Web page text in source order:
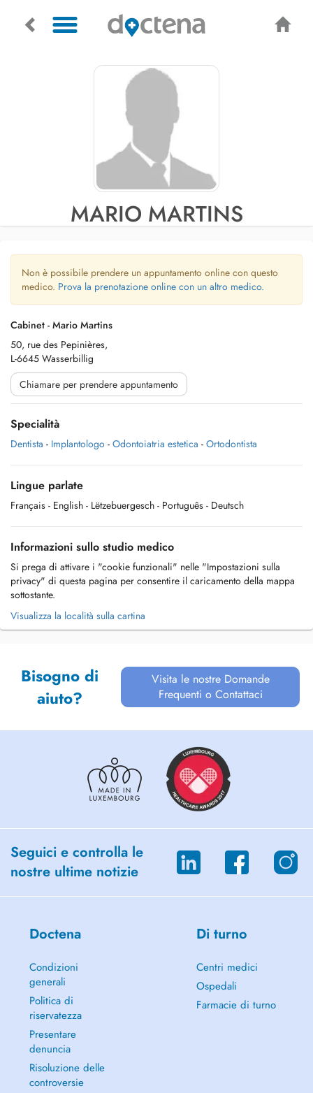
MARIO MARTINS
Non è possibile prendere un appuntamento online con questo
medico. Prova la prenotazione online con un altro medico.
Cabinet - Mario Martins
50, rue des Pepinières,
L-6645 Wasserbillig
Chiamare per prendere appuntamento
Specialità
Dentista - Implantologo - Odontoiatria estetica - Ortodontista
Lingue parlate
Français - English - Lëtzebuergesch - Português - Deutsch
Informazioni sullo studio medico
Si prega di attivare i "cookie funzionali" nelle "Impostazioni sulla
privacy" di questa pagina per consentire il caricamento della mappa
sottostante.
Visualizza la località sulla cartina
Bisogno di
aiuto?
Visita le nostre Domande
Frequenti o Contattaci
Seguici e controlla le
nostre ultime notizie
Doctena
Condizioni
generali
Politica di
riservatezza
Presentare
denuncia
Risoluzione delle
controversie
Di turno
Centri medici
Ospedali
Farmacie di turno